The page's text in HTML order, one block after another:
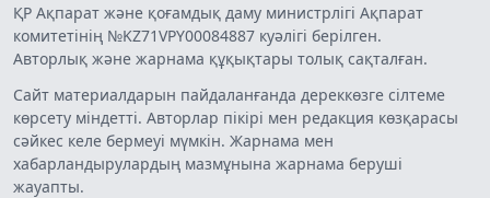
ҚР Ақпарат және қоғамдық даму министрлігі Ақпарат
комитетінің №KZ71VPY00084887 куәлігі берілген.
Авторлық және жарнама құқықтары толық сақталған.
Сайт материалдарын пайдаланғанда дереккөзге сілтеме
көрсету міндетті. Авторлар пікірі мен редакция көзқарасы
сәйкес келе бермеуі мүмкін. Жарнама мен
хабарландырулардың мазмұнына жарнама беруші
жауапты.